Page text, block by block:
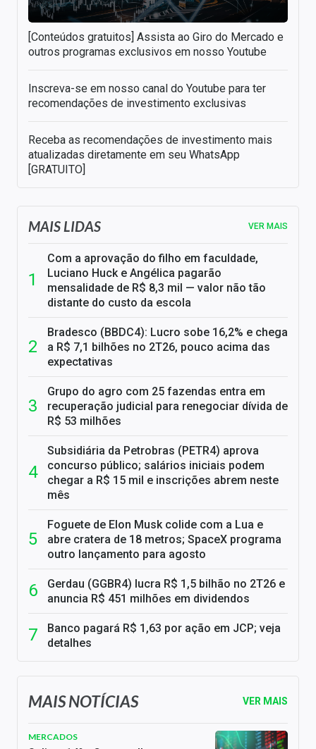
[Conteúdos gratuitos] Assista ao Giro do Mercado e
outros programas exclusivos em nosso Youtube
Inscreva-se em nosso canal do Youtube para ter
recomendações de investimento exclusivas
Receba as recomendações de investimento mais
atualizadas diretamente em seu WhatsApp
[GRATUITO]
MAIS LIDAS VER MAIS
Com a aprovação do filho em faculdade,
Luciano Huck e Angélica pagarão
mensalidade de R$ 8,3 mil — valor não tão
distante do custo da escola
Bradesco (BBDC4): Lucro sobe 16,2% e chega
a R$ 7,1 bilhões no 2T26, pouco acima das
expectativas
Grupo do agro com 25 fazendas entra em
recuperação judicial para renegociar dívida de
R$ 53 milhões
Subsidiária da Petrobras (PETR4) aprova
concurso público; salários iniciais podem
chegar a R$ 15 mil e inscrições abrem neste
mês
Foguete de Elon Musk colide com a Lua e
abre cratera de 18 metros; SpaceX programa
outro lançamento para agosto
Gerdau (GGBR4) lucra R$ 1,5 bilhão no 2T26 e
anuncia R$ 451 milhões em dividendos
Banco pagará R$ 1,63 por ação em JCP; veja
detalhes
MAIS NOTÍCIAS VER MAIS
MERCADOS